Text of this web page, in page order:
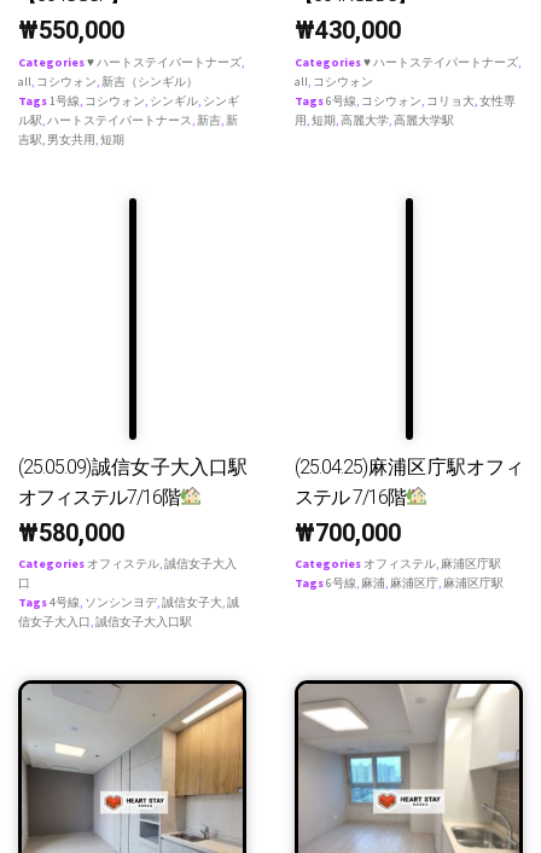
₩550,000
Categories♥ ハートステイパートナーズ,
all, コシウォン,新吉（シンギル）
Tags1号線, コシウォン, シンギル, シンギ
ル駅,ハートステイパートナース,新吉,新
吉駅, 男女共用,短期
₩430,000
Categories♥ ハートステイパートナーズ,
all, コシウォン
Tags6号線, コシウォン, コリョ大,女性専
用,短期,高麗大学,高麗大学駅
(25.05.09)誠信女子大入口駅
オフィステル7/16階
₩580,000
Categories オフィステル,誠信女子大入
口
Tags4号線, ソンシンヨデ,誠信女子大,誠
信女子大入口,誠信女子大入口駅
(25.04.25)麻浦区庁駅オフィ
ステル 7/16階
₩700,000
Categories オフィステル, 麻浦区庁駅
Tags6号線, 麻浦, 麻浦区庁, 麻浦区庁駅